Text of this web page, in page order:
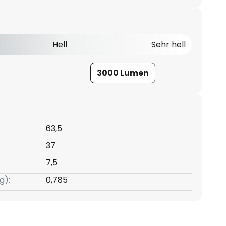
Hell Sehr hell
3000 Lumen
63,5
37
7,5
0,785